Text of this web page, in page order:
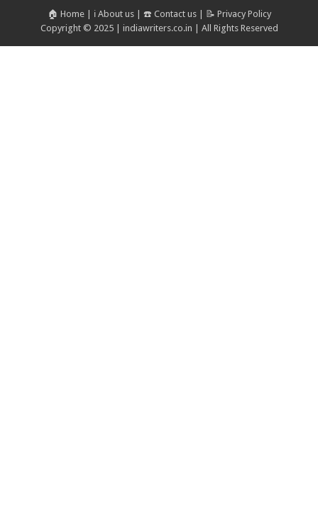
🏠 Home| ℹ️ About us| ☎️ Contact us| 📝 Privacy Policy
Copyright © 2025 | indiawriters.co.in | All Rights Reserved